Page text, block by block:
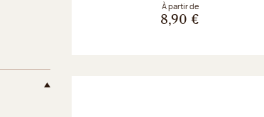
À partir de
8,90 €